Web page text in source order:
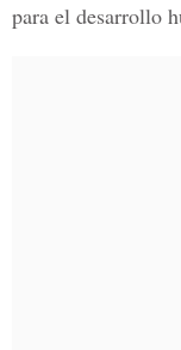
para el desarrollo